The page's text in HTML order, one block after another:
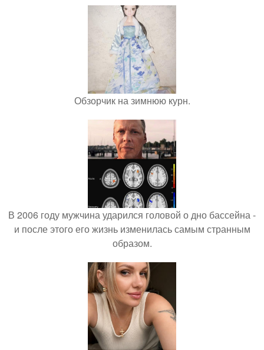
Обзорчик на зимнюю курн.
В 2006 году мужчина ударился головой о дно бассейна -
и после этого его жизнь изменилась самым странным
образом.